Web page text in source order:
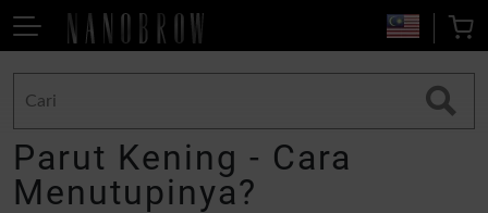
Parut Kening - Cara
Menutupinya?